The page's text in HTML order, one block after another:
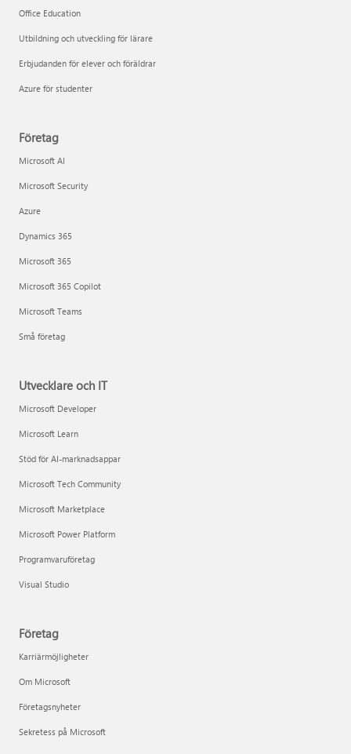
Office Education
Utbildning och utveckling för lärare
Erbjudanden för elever och föräldrar
Azure för studenter
Företag
Microsoft AI
Microsoft Security
Azure
Dynamics 365
Microsoft 365
Microsoft 365 Copilot
Microsoft Teams
Små företag
Utvecklare och IT
Microsoft Developer
Microsoft Learn
Stöd för AI-marknadsappar
Microsoft Tech Community
Microsoft Marketplace
Microsoft Power Platform
Programvaruföretag
Visual Studio
Företag
Karriärmöjligheter
Om Microsoft
Företagsnyheter
Sekretess på Microsoft